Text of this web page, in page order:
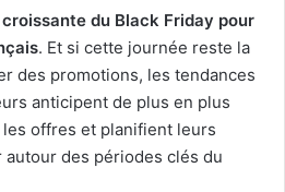
croissante du Black Friday pour
. Et si cette journée reste la
des promotions, les tendances
anticipent de plus en plus
offres et planifient leurs
des périodes clés du